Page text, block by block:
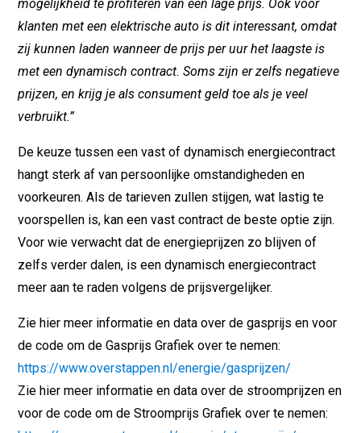
mogelijkheid te profiteren van een lage prijs. Ook voor
klanten met een elektrische auto is dit interessant, omdat
zij kunnen laden wanneer de prijs per uur het laagste is
met een dynamisch contract. Soms zijn er zelfs negatieve
prijzen, en krijg je als consument geld toe als je veel
verbruikt.”
De keuze tussen een vast of dynamisch energiecontract
hangt sterk af van persoonlijke omstandigheden en
voorkeuren. Als de tarieven zullen stijgen, wat lastig te
voorspellen is, kan een vast contract de beste optie zijn.
Voor wie verwacht dat de energieprijzen zo blijven of
zelfs verder dalen, is een dynamisch energiecontract
meer aan te raden volgens de prijsvergelijker.
Zie hier meer informatie en data over de gasprijs en voor
de code om de Gasprijs Grafiek over te nemen:
https://www.overstappen.nl/energie/gasprijzen/
Zie hier meer informatie en data over de stroomprijzen en
voor de code om de Stroomprijs Grafiek over te nemen: